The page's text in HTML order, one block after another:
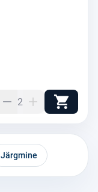
2
Järgmine